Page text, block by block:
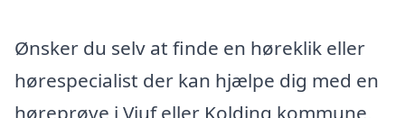
Ønsker du selv at finde en høreklik eller
hørespecialist der kan hjælpe dig med en